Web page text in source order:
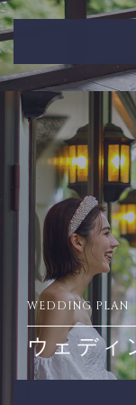
WEDDING PLAN
ウェディ